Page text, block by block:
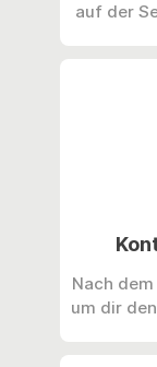
auf der
Nach
um dir